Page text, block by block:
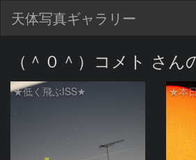
天体写真ギャラリー
（＾０＾）コメト さん
★低く飛ぶISS★ ★本